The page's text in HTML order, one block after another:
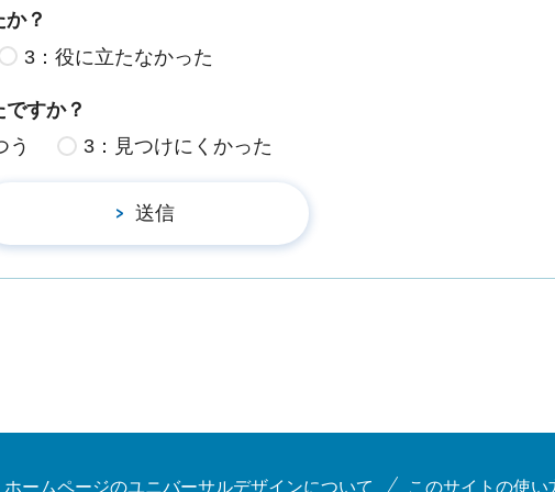
？
3：役に立たなかった
すか？
う 3：見つけにくかった
ホームページのユニバーサルデザインについて このサイトの使い